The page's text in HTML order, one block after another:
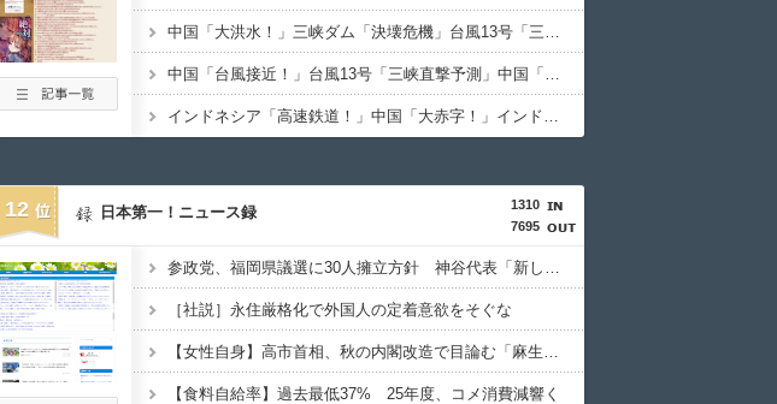
中国「大洪水！」三峡ダム「決壊危機」台風13号「三峡直撃確定」日本「最も強い勢力で接近！（伊勢湾台風級」台風13号と15号「中国本土でぶつかり合う（前代未聞」→
中国「台風接近！」台風13号「三峡直撃予測」中国「上流大洪水！（三峡上流」中国都市「8/5の映像（動画」三峡ダム「緊急放流（決壊危機」中国「下流大水害（震え声」→
インドネシア「高速鉄道！」中国「大赤字！」インドネシア「運営会社の株式購入！（負債対策」中国「はい（巨額負債」インドネシア「700km延伸計画！（実質中止」→
12
1310
7695
日本第一！ニュース録
参政党、福岡県議選に30人擁立方針 神谷代表「新しい選択肢を」
［社説］永住厳格化で外国人の定着意欲をそぐな
【女性自身】高市首相、秋の内閣改造で目論む「麻生支配からの脱却」…茂木敏充氏も小林鷹之氏もクビ
【食料自給率】過去最低37% 25年度、コメ消費減響く